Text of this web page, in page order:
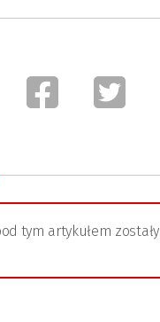
tym artykułem zostały